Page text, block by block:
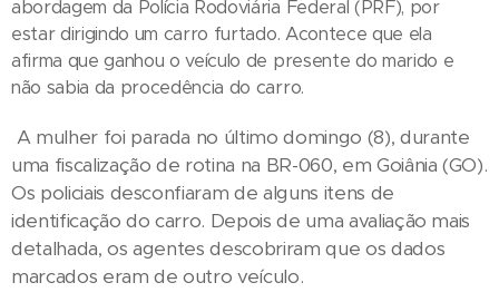
abordagem da Polícia Rodoviária Federal (PRF), por
estar dirigindo um carro furtado. Acontece que ela
afirma que ganhou o veículo de presente do marido e
não sabia da procedência do carro.
A mulher foi parada no último domingo (8), durante
uma fiscalização de rotina na BR-060, em Goiânia (GO).
Os policiais desconfiaram de alguns itens de
identificação do carro. Depois de uma avaliação mais
detalhada, os agentes descobriram que os dados
marcados eram de outro veículo.